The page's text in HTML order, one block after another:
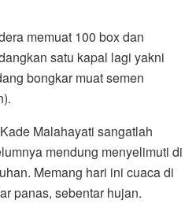
memuat 100 box dan
satu kapal lagi yakni
bongkar muat semen
Malahayati sangatlah
mendung menyelimuti di
Memang hari ini cuaca di
panas, sebentar hujan.